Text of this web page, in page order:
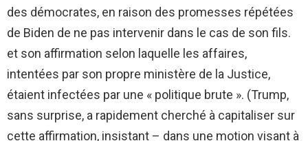
des démocrates, en raison des promesses répétées
de Biden de ne pas intervenir dans le cas de son fils.
et son affirmation selon laquelle les affaires,
intentées par son propre ministère de la Justice,
étaient infectées par une « politique brute ». (Trump,
sans surprise, a rapidement cherché à capitaliser sur
cette affirmation, insistant – dans une motion visant à